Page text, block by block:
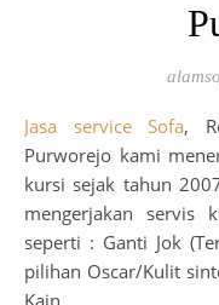
Jasa service Sofa,
Purworejo kami
kursi sejak tahun
mengerjakan servis
seperti : Ganti Jok
pilihan Oscar/Kulit
Kain